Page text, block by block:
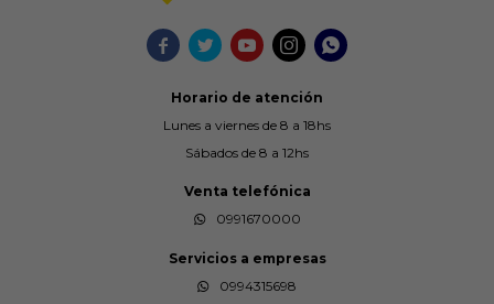
    
Horario de atención
Lunes a viernes de 8 a 18hs
Sábados de 8 a 12hs
Venta telefónica
0991670000
Servicios a empresas
0994315698